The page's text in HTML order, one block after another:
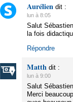
Aurélien dit :
lun à 8:05
Salut
la fois
Répondre
Matth dit :
lun à 9:00
Salut Sébastien,
Merci